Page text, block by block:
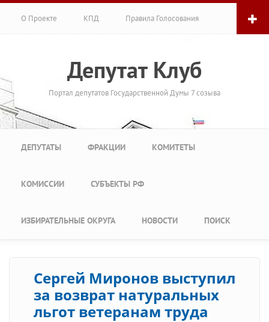
О Проекте КПД Правила Голосования
Депутат Клуб
Портал депутатов Государственной Думы 7 созыва
Главное меню
ДЕПУТАТЫ ФРАКЦИИ КОМИТЕТЫ
КОМИССИИ СУБЪЕКТЫ РФ
ИЗБИРАТЕЛЬНЫЕ ОКРУГА НОВОСТИ ПОИСК
Сергей Миронов выступил
за возврат натуральных
льгот ветеранам труда